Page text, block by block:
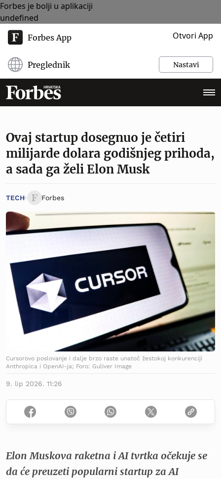
Forbes je bolji u aplikaciji
undefined
Forbes App Otvori App
Preglednik Nastavi
Ovaj startup dosegnuo je četiri
milijarde dolara godišnjeg prihoda,
a sada ga želi Elon Musk
TECH Forbes
Cursorovo poslovanje i dalje brzo raste unatoč žestokoj konkurenciji
Anthropica i OpenAI-ja; Foro: Guliver Image
9. lip 2026. 11:26
Elon Muskova raketna i AI tvrtka očekuje se
da će preuzeti popularni startup za AI